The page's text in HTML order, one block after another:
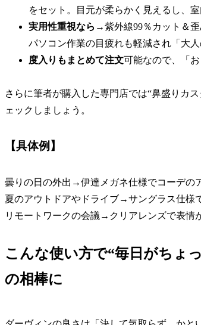
をセット。目元が柔らかく見えるし、
実用性重視なら→紫外線99％カット＆
パソコン作業の目疲れも軽減され「大
度入りもまとめて注文可能なので、「
さらに筆者が購入した専門店では“鼻盛りカ
ェックしましょう。
【具体例】
曇りの日の外出→伊達メガネ仕様でコーデの
夏のアウトドアやドライブ→サングラス仕様
リモートワークの会議→クリアレンズで表情
こんな使い方で“毎日がちょ
の相棒に